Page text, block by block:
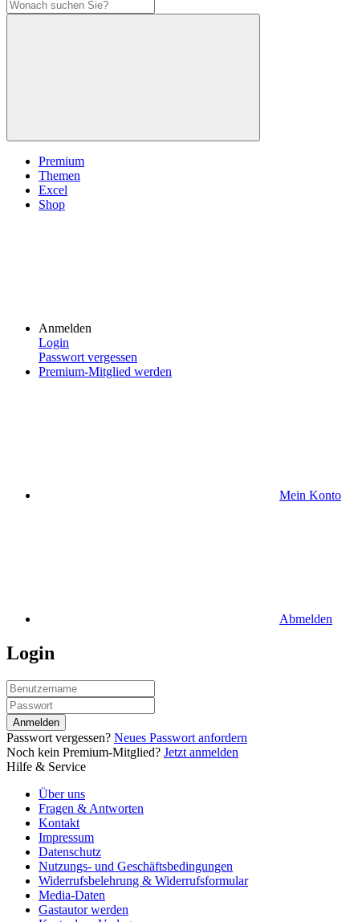
Premium
Themen
Excel
Shop
Anmelden
Login
Passwort vergessen
Premium-Mitglied werden
Mein Konto
Abmelden
Login
Anmelden
Passwort vergessen? Neues Passwort anfordern
Noch kein Premium-Mitglied? Jetzt anmelden
Hilfe & Service
Über uns
Fragen & Antworten
Kontakt
Impressum
Datenschutz
Nutzungs- und Geschäftsbedingungen
Widerrufsbelehrung & Widerrufsformular
Media-Daten
Gastautor werden